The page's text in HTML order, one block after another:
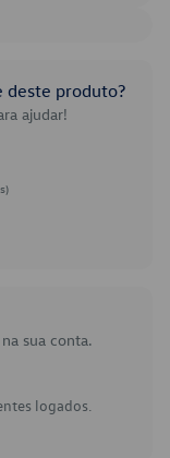
deste produto?
ajudar!
sua conta.
logados.